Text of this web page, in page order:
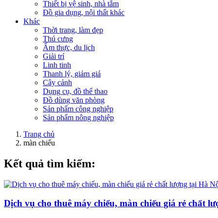
Thiết bị vệ sinh, nhà tắm
Đồ gia dụng, nội thất khác
Khác
Thời trang, làm đẹp
Thú cưng
Ẩm thực, du lịch
Giải trí
Linh tinh
Thanh lý, giảm giá
Cây cảnh
Dụng cụ, đồ thể thao
Đồ dùng văn phòng
Sản phẩm công nghiệp
Sản phẩm nông nghiệp
Trang chủ
màn chiếu
Kết quả tìm kiếm:
Dịch vụ cho thuê máy chiếu, màn chiếu giá rẻ chất